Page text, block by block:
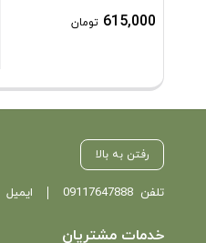
615,000 تومان
رفتن به بالا
تلفن09117647888 ایمیل
خدمات مشتریان